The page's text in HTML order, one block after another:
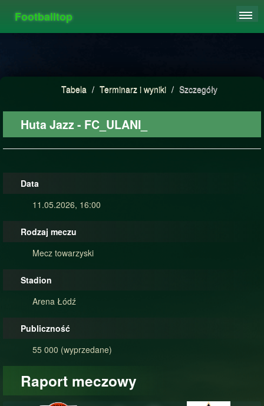
Footballtop
STATYSTYKI
Tabela / Terminarz i wyniki / Szczegóły
Huta Jazz - FC_ULANI_
Data
11.05.2026, 16:00
Rodzaj meczu
Mecz towarzyski
Stadion
Arena Łódź
Publiczność
55 000 (wyprzedane)
Raport meczowy